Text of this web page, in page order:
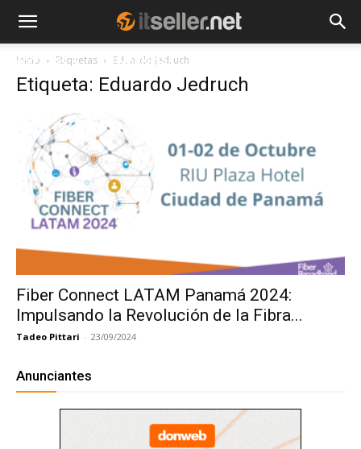
NOTICIAS TENDENCIAS
Inicio Etiquetas Eduardo Jedruch
Etiqueta: Eduardo Jedruch
Fiber Connect LATAM Panamá 2024:
Impulsando la Revolución de la Fibra...
Tadeo Pittari - 23/09/2024
Anunciantes